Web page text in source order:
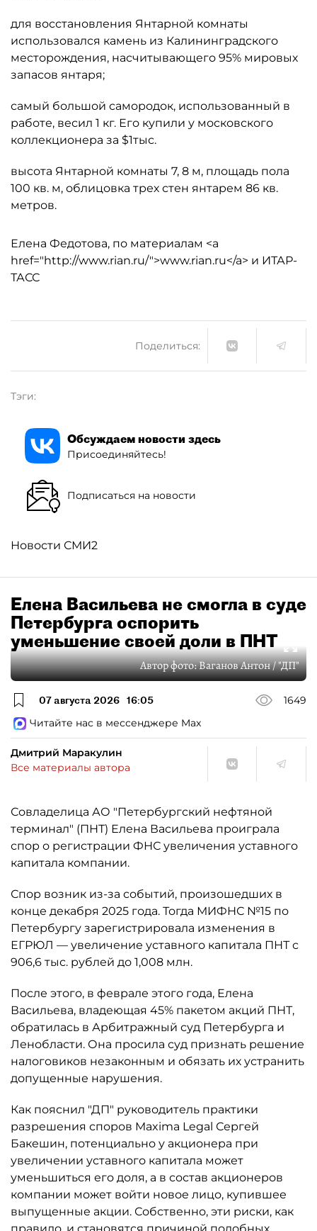
для восстановления Янтарной комнаты
использовался камень из Калининградского
месторождения, насчитывающего 95% мировых
запасов янтаря;
самый большой самородок, использованный в
работе, весил 1 кг. Его купили у московского
коллекционера за $1тыс.
высота Янтарной комнаты 7, 8 м, площадь пола
100 кв. м, облицовка трех стен янтарем 86 кв.
метров.
Елена Федотова, по материалам <a
href="http://www.rian.ru/">www.rian.ru</a> и ИТАР-
ТАСС
Поделиться:
Тэги:
Обсуждаем новости здесь
Присоединяйтесь!
Подписаться на новости
Новости СМИ2
Елена Васильева не смогла в суде
Петербурга оспорить
уменьшение своей доли в ПНТ
Автор фото:Ваганов Антон / "ДП"
07 августа 2026 16:05
1649
Читайте нас в мессенджере Max
Дмитрий Маракулин
Все материалы автора
Совладелица АО "Петербургский нефтяной
терминал" (ПНТ) Елена Васильева проиграла
спор о регистрации ФНС увеличения уставного
капитала компании.
Спор возник из-за событий, произошедших в
конце декабря 2025 года. Тогда МИФНС №15 по
Петербургу зарегистрировала изменения в
ЕГРЮЛ — увеличение уставного капитала ПНТ с
906,6 тыс. рублей до 1,008 млн.
После этого, в феврале этого года, Елена
Васильева, владеющая 45% пакетом акций ПНТ,
обратилась в Арбитражный суд Петербурга и
Ленобласти. Она просила суд признать решение
налоговиков незаконным и обязать их устранить
допущенные нарушения.
Как пояснил "ДП" руководитель практики
разрешения споров Maxima Legal Сергей
Бакешин, потенциально у акционера при
увеличении уставного капитала может
уменьшиться его доля, а в состав акционеров
компании может войти новое лицо, купившее
выпущенные акции. Собственно, эти риски, как